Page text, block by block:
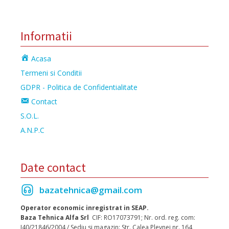
Informatii
Acasa
Termeni si Conditii
GDPR - Politica de Confidentialitate
Contact
S.O.L.
A.N.P.C
Date contact
bazatehnica@gmail.com
Operator economic inregistrat in SEAP.
Baza Tehnica Alfa Srl CIF: RO17073791; Nr. ord. reg. com:
J40/21846/2004 / Sediu si magazin: Str. Calea Plevnei nr. 164